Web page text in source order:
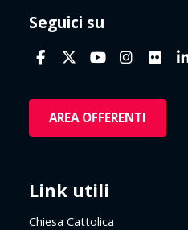
Seguici su
AREA OFFERENTI
Link utili
Chiesa Cattolica